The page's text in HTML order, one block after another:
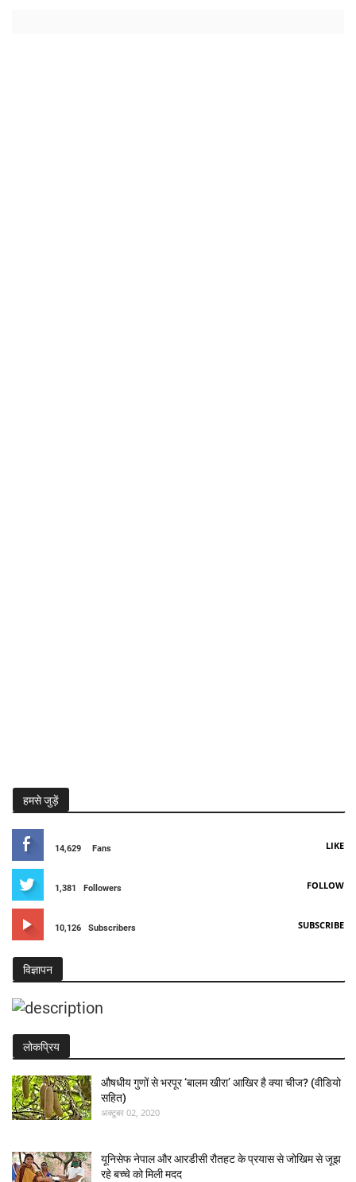
हमसे जुड़ें
14,629 Fans LIKE
1,381 Followers FOLLOW
10,126 Subscribers SUBSCRIBE
विज्ञापन
लोकप्रिय
औषधीय गुणों से भरपूर ‘बालम खीरा’ आखिर है क्या चीज? (वीडियो
सहित)
अक्टूबर 02, 2020
यूनिसेफ नेपाल और आरडीसी रौतहट के प्रयास से जोखिम से जूझ
रहे बच्चे को मिली मदद